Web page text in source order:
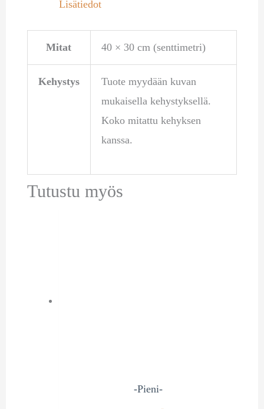
Lisätiedot
Mitat 40 × 30 cm (senttimetri)
Kehystys
Tuote myydään kuvan
mukaisella kehystyksellä.
Koko mitattu kehyksen
kanssa.
Tutustu myös
-Pieni-